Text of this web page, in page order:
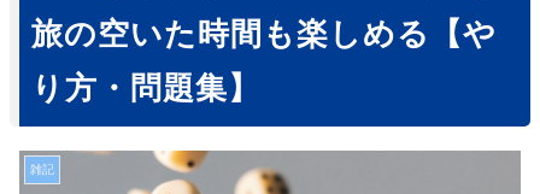
旅の空いた時間も楽しめる【や
り方・問題集】
雑記